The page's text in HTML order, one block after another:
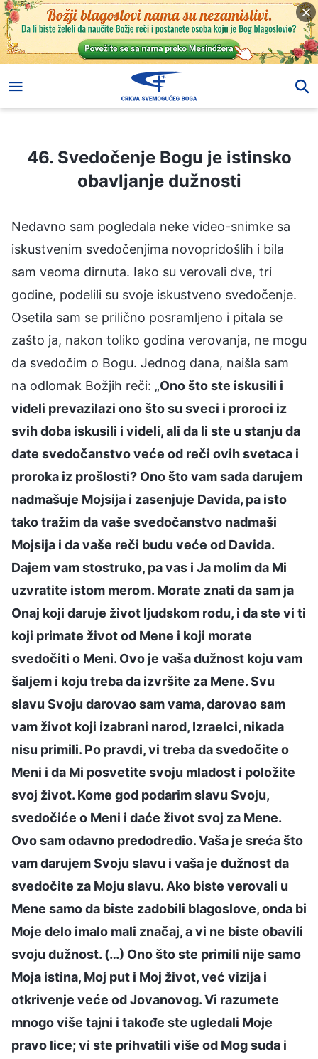
46. Svedočenje Bogu je istinsko obavljanje dužnosti
46. Svedočenje Bogu je istinsko
obavljanje dužnosti
Nedavno sam pogledala neke video-snimke sa
iskustvenim svedočenjima novopridošlih i bila
sam veoma dirnuta. Iako su verovali dve, tri
godine, podelili su svoje iskustveno svedočenje.
Osetila sam se prilično posramljeno i pitala se
zašto ja, nakon toliko godina verovanja, ne mogu
da svedočim o Bogu. Jednog dana, naišla sam
na odlomak Božjih reči: „Ono što ste iskusili i
videli prevazilazi ono što su sveci i proroci iz
svih doba iskusili i videli, ali da li ste u stanju da
date svedočanstvo veće od reči ovih svetaca i
proroka iz prošlosti? Ono što vam sada darujem
nadmašuje Mojsija i zasenjuje Davida, pa isto
tako tražim da vaše svedočanstvo nadmaši
Mojsija i da vaše reči budu veće od Davida.
Dajem vam stostruko, pa vas i Ja molim da Mi
uzvratite istom merom. Morate znati da sam ja
Onaj koji daruje život ljudskom rodu, i da ste vi ti
koji primate život od Mene i koji morate
svedočiti o Meni. Ovo je vaša dužnost koju vam
šaljem i koju treba da izvršite za Mene. Svu
slavu Svoju darovao sam vama, darovao sam
vam život koji izabrani narod, Izraelci, nikada
nisu primili. Po pravdi, vi treba da svedočite o
Meni i da Mi posvetite svoju mladost i položite
svoj život. Kome god podarim slavu Svoju,
svedočiće o Meni i daće život svoj za Mene.
Ovo sam odavno predodredio. Vaša je sreća što
vam darujem Svoju slavu i vaša je dužnost da
svedočite za Moju slavu. Ako biste verovali u
Mene samo da biste zadobili blagoslove, onda bi
Moje delo imalo mali značaj, a vi ne biste obavili
svoju dužnost. (…) Ono što ste primili nije samo
Moja istina, Moj put i Moj život, već vizija i
otkrivenje veće od Jovanovog. Vi razumete
mnogo više tajni i takođe ste ugledali Moje
pravo lice; vi ste prihvatili više od Mog suda i